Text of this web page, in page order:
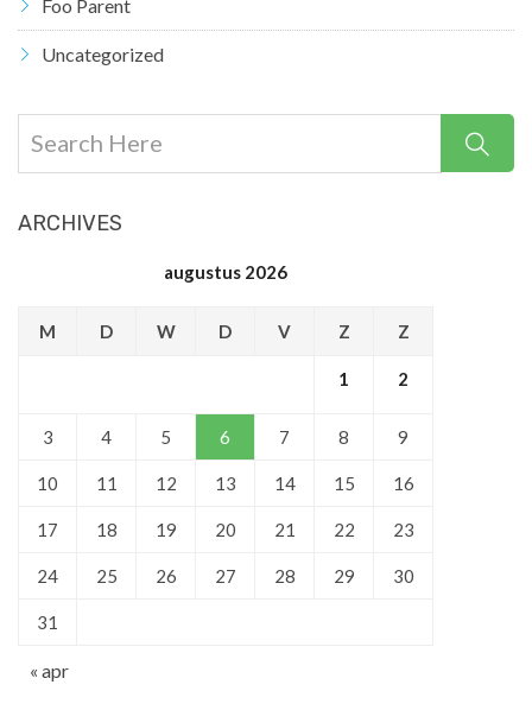
Foo Parent
Uncategorized
ARCHIVES
augustus 2026
M D W D V Z Z
1 2
3 4 5 6 7 8 9
10 11 12 13 14 15 16
17 18 19 20 21 22 23
24 25 26 27 28 29 30
31
« apr